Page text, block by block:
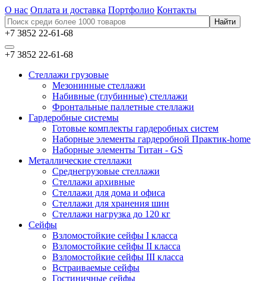
О нас Оплата и доставка Портфолио Контакты
+7 3852 22-61-68
+7 3852 22-61-68
Стеллажи грузовые
Мезонинные стеллажи
Набивные (глубинные) стеллажи
Фронтальные паллетные стеллажи
Гардеробные системы
Готовые комплекты гардеробных систем
Наборные элементы гардеробной Практик-home
Наборные элементы Титан - GS
Металлические стеллажи
Среднегрузовые стеллажи
Стеллажи архивные
Стеллажи для дома и офиса
Стеллажи для хранения шин
Стеллажи нагрузка до 120 кг
Сейфы
Взломостойкие сейфы I класса
Взломостойкие сейфы II класса
Взломостойкие сейфы III класса
Встраиваемые сейфы
Гостиничные сейфы